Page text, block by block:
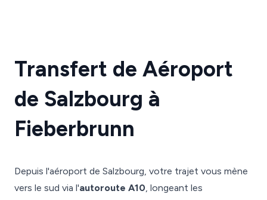
Transfert de Aéroport
de Salzbourg à
Fieberbrunn
Depuis l'aéroport de Salzbourg, votre trajet vous mène
vers le sud via l'autoroute A10, longeant les